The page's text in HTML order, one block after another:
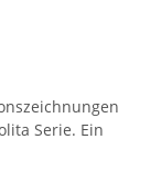
Serie. Ein